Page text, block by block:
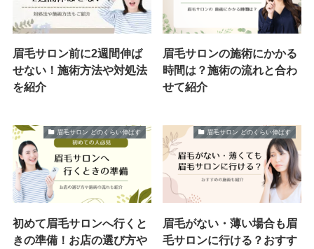
眉毛サロン前に2週間伸ば
せない！施術方法や対処法
を紹介
眉毛サロンの施術にかかる
時間は？施術の流れと合わ
せて紹介
眉毛サロン どのくらい伸ばす
初めて眉毛サロンへ行くと
きの準備！お店の選び方や
眉毛サロン どのくらい伸ばす
眉毛がない・薄い場合も眉
毛サロンに行ける？おすす